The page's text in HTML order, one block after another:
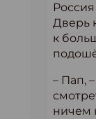
Дверь
к
– Пап,
ничем